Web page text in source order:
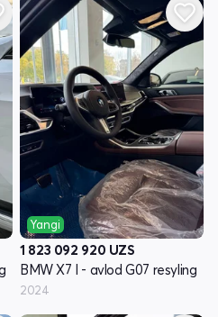
Yangi
1 823 092 920 UZS
BMW X7 I - avlod G07 resyling
2024